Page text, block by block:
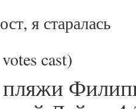
я старалась
cast)